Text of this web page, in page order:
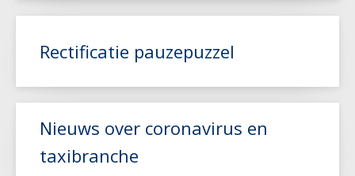
Lees meer
Rectificatie pauzepuzzel
Nieuws over coronavirus en
taxibranche